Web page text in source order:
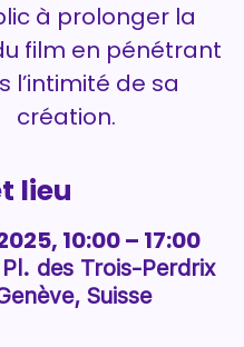
à prolonger la
film en pénétrant
l’intimité de sa
lieu
10:00 – 17:00
des Trois-Perdrix
Suisse